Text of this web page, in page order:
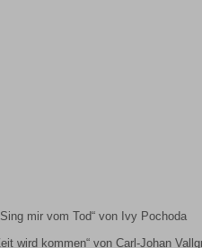
mir vom Tod“ von Ivy Pochoda
wird kommen“ von Carl-Johan